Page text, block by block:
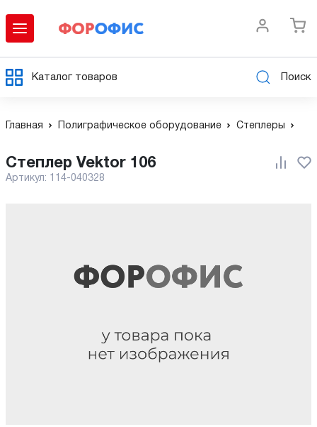
Каталог товаров Поиск
Главная Полиграфическое оборудование Степлеры
Степлер Vektor 106
Артикул: 114-040328